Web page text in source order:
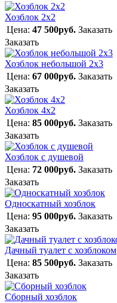
Хозблок 2х2
Цена: 47 500руб. Заказать
Заказать
Хозблок небольшой 2х3
Цена: 67 000руб. Заказать
Заказать
Хозблок 4х2
Цена: 85 000руб. Заказать
Заказать
Хозблок с душевой
Цена: 72 000руб. Заказать
Заказать
Односкатный хозблок
Цена: 95 000руб. Заказать
Заказать
Дачный туалет с хозблоком
Цена: 85 500руб. Заказать
Заказать
Сборный хозблок